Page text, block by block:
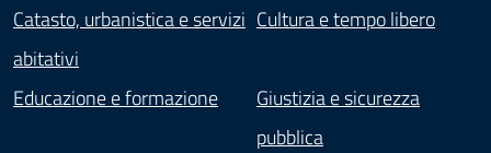
Catasto, urbanistica e servizi
abitativi
Cultura e tempo libero
Educazione e formazione
Giustizia e sicurezza
pubblica